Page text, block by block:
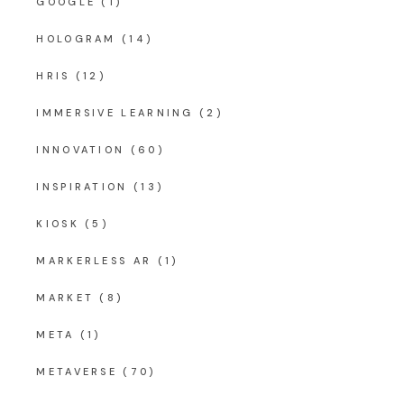
HOLOGRAM (14)
HRIS (12)
IMMERSIVE LEARNING (2)
INNOVATION (60)
INSPIRATION (13)
KIOSK (5)
MARKERLESS AR (1)
MARKET (8)
META (1)
METAVERSE (70)